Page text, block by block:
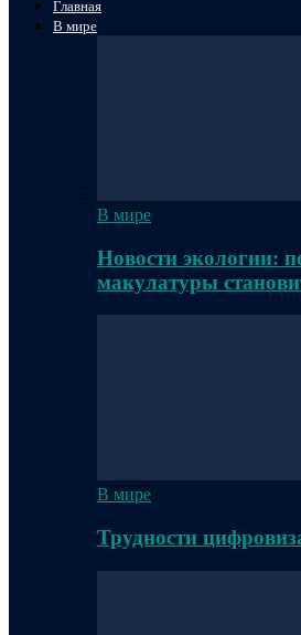
Главная
В мире
В мире
Новости экологии:
макулатуры
В мире
Трудности